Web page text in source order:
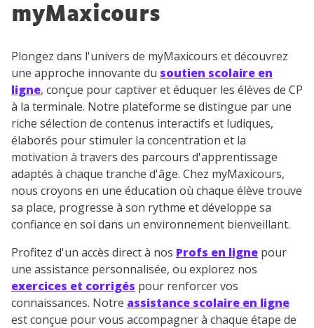
myMaxicours
Plongez dans l'univers de myMaxicours et découvrez
une approche innovante du soutien scolaire en
ligne, conçue pour captiver et éduquer les élèves de CP
à la terminale. Notre plateforme se distingue par une
riche sélection de contenus interactifs et ludiques,
élaborés pour stimuler la concentration et la
motivation à travers des parcours d'apprentissage
adaptés à chaque tranche d'âge. Chez myMaxicours,
nous croyons en une éducation où chaque élève trouve
sa place, progresse à son rythme et développe sa
confiance en soi dans un environnement bienveillant.
Profitez d'un accès direct à nos Profs en ligne pour
une assistance personnalisée, ou explorez nos
exercices et corrigés pour renforcer vos
connaissances. Notre assistance scolaire en ligne
est conçue pour vous accompagner à chaque étape de